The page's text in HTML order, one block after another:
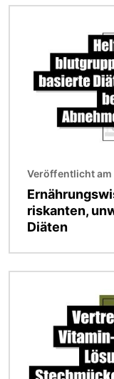
Veröffentlicht am
riskanten,
Diäten